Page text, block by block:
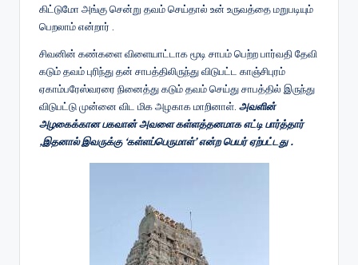
கிட்டுமோ அங்கு சென்று தவம் செய்தால் உன் உருவத்தை மறுபடியும்
பெறலாம் என்றார் .
சிவனின் கண்களை விளையாட்டாக மூடி சாபம் பெற்ற பார்வதி தேவி
கடும் தவம் புரிந்து தன் சாபத்திலிருந்து விடுபட்ட காஞ்சிபுரம்
ஏகாம்பரேஸ்வரரை நினைத்து கடும் தவம் செய்து சாபத்தில் இருந்து
விடுபட்டு முன்னை விட மிக அழகாக மாறினாள். அவளின்
அழகைக்கான பகவான் அவளை கள்ளத்தனமாக எட்டி பார்த்தார்
,இதனால் இவருக்கு ‘கள்ளப்பெருமாள்’ என்ற பெயர் ஏற்பட்டது .